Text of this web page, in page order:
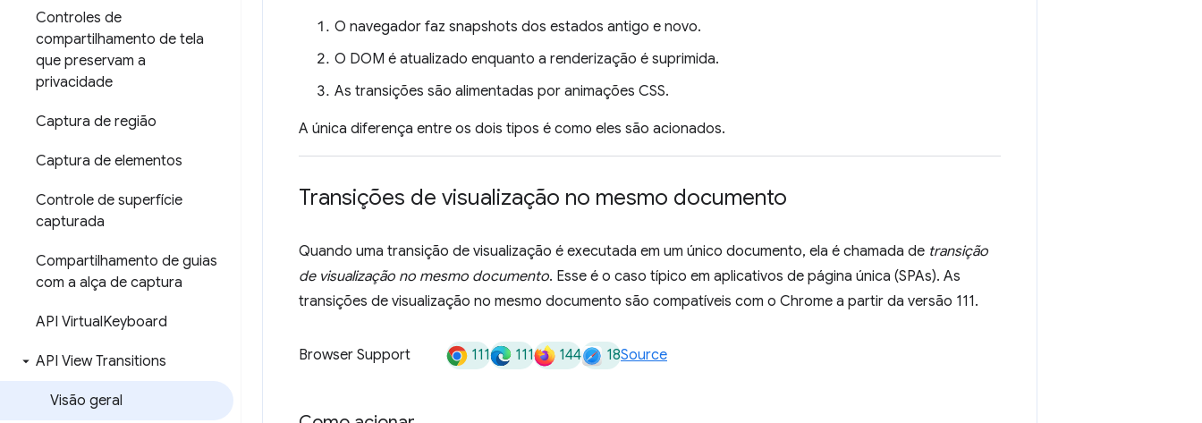
Controles de
compartilhamento de tela
que preservam a
privacidade
Captura de região
Captura de elementos
Controle de superfície
capturada
Compartilhamento de guias
com a alça de captura
API VirtualKeyboard
API View Transitions
Visão geral
O navegador faz snapshots dos estados antigo e novo.
O DOM é atualizado enquanto a renderização é suprimida.
As transições são alimentadas por animações CSS.
A única diferença entre os dois tipos é como eles são acionados.
Transições de visualização no mesmo documento
Quando uma transição de visualização é executada em um único documento, ela é chamada de transição
de visualização no mesmo documento. Esse é o caso típico em aplicativos de página única (SPAs). As
transições de visualização no mesmo documento são compatíveis com o Chrome a partir da versão 111.
Browser Support 111 111 144 18Source